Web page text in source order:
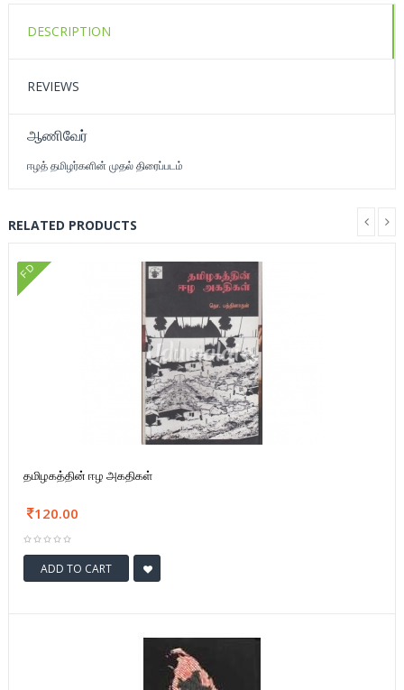
DESCRIPTION
REVIEWS
ஆணிவேர்
ஈழத் தமிழர்களின் முதல் திரைப்படம்
RELATED PRODUCTS
FD
தமிழகத்தின் ஈழ அகதிகள்
120.00
ADD TO CART